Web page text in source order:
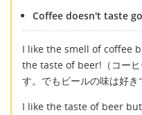
Coffee doesn't taste
I like the smell of coffee
the taste of beer!（コーヒ
す。でもビールの味は好き
I like the taste of beer